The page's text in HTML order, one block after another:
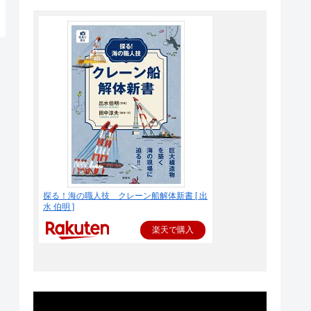
探る！海の職人技 クレーン船解体新書 [ 出
水 伯明 ]
楽天で購入